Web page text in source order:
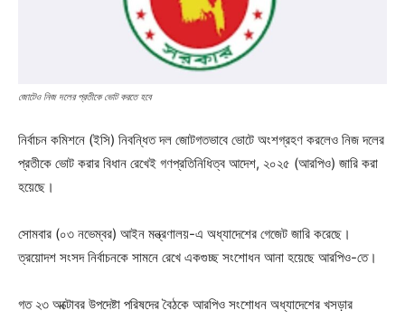
জোটেও নিজ দলের প্রতীকে ভোট করতে হবে
নির্বাচন কমিশনে (ইসি) নিবন্ধিত দল জোটগতভাবে ভোটে অংশগ্রহণ করলেও নিজ দলের
প্রতীকে ভোট করার বিধান রেখেই গণপ্রতিনিধিত্ব আদেশ, ২০২৫ (আরপিও) জারি করা
হয়েছে।
সোমবার (০৩ নভেম্বর) আইন মন্ত্রণালয়-এ অধ্যাদেশের গেজেট জারি করেছে।
ত্রয়োদশ সংসদ নির্বাচনকে সামনে রেখে একগুচ্ছ সংশোধন আনা হয়েছে আরপিও-তে।
গত ২৩ অক্টোবর উপদেষ্টা পরিষদের বৈঠকে আরপিও সংশোধন অধ্যাদেশের খসড়ার